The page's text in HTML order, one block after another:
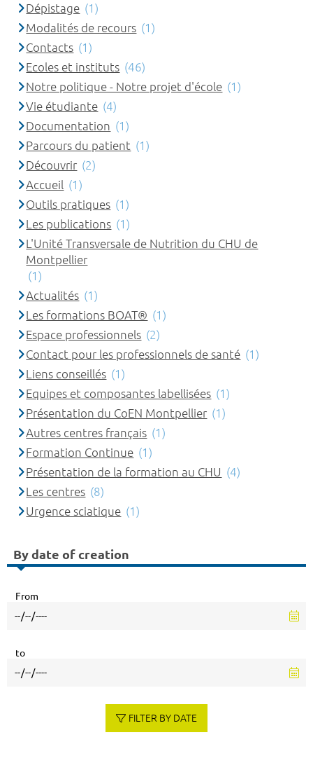
Dépistage (1)
Modalités de recours (1)
Contacts (1)
Ecoles et instituts (46)
Notre politique - Notre projet d'école (1)
Vie étudiante (4)
Documentation (1)
Parcours du patient (1)
Découvrir (2)
Accueil (1)
Outils pratiques (1)
Les publications (1)
L'Unité Transversale de Nutrition du CHU de
Montpellier
(1)
Actualités (1)
Les formations BOAT® (1)
Espace professionnels (2)
Contact pour les professionnels de santé (1)
Liens conseillés (1)
Equipes et composantes labellisées (1)
Présentation du CoEN Montpellier (1)
Autres centres français (1)
Formation Continue (1)
Présentation de la formation au CHU (4)
Les centres (8)
Urgence sciatique (1)
By date of creation
From
to
FILTER BY DATE